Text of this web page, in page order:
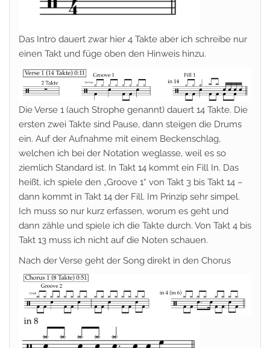
Das Intro dauert zwar hier 4 Takte aber ich schreibe nur
einen Takt und füge oben den Hinweis hinzu.
Die Verse 1 (auch Strophe genannt) dauert 14 Takte. Die
ersten zwei Takte sind Pause, dann steigen die Drums
ein. Auf der Aufnahme mit einem Beckenschlag,
welchen ich bei der Notation weglasse, weil es so
ziemlich Standard ist. In Takt 14 kommt ein Fill In. Das
heißt, ich spiele den „Groove 1“ von Takt 3 bis Takt 14 –
dann kommt in Takt 14 der Fill. Im Prinzip sehr simpel.
Ich muss so nur kurz erfassen, worum es geht und
dann zähle und spiele ich die Takte durch. Von Takt 4 bis
Takt 13 muss ich nicht auf die Noten schauen.
Nach der Verse geht der Song direkt in den Chorus